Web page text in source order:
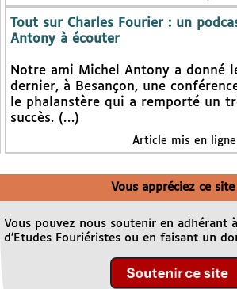
Tout sur Charles Fourier : un
Antony à écouter
Notre ami Michel Antony a donné
dernier, à Besançon, une
le phalanstère qui a remporté un
succès. (…)
Article mis en
Vous appréciez ce site
Vous pouvez nous soutenir en adhérant à
d’Etudes Fouriéristes ou en faisant un